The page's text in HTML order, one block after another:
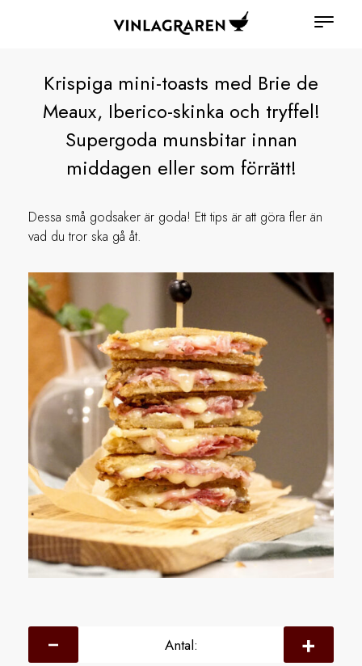
Krispiga mini-toasts med Brie de
Meaux, Iberico-skinka och tryffel!
Supergoda munsbitar innan
middagen eller som förrätt!
Dessa små godsaker är goda! Ett tips är att göra fler än
vad du tror ska gå åt.
Antal: